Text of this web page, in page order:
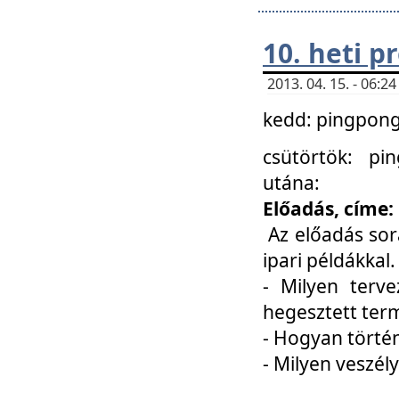
10. heti
2013. 04. 15. -
kedd:
csütörtök:
utána:
Előadás,
Az előadás
ipari
- Milyen
hegesztett
- Hogyan
- Milyen